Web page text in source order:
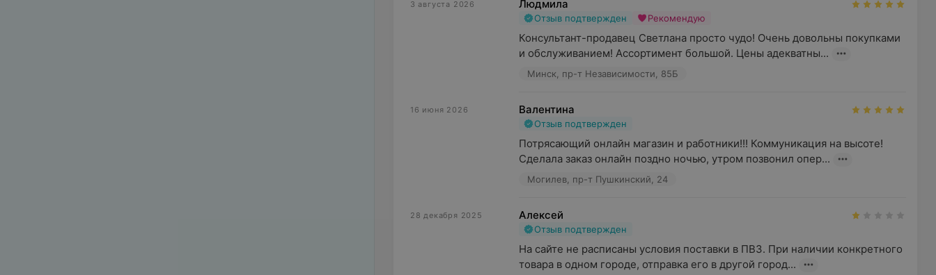
3 августа 2026 Людмила
Отзыв подтвержден Рекомендую
Консультант-продавец Светлана просто чудо! Очень довольны покупками
и обслуживанием! Ассортимент большой. Цены адекватны...
Минск, пр-т Независимости, 85Б
16 июня 2026 Валентина
Отзыв подтвержден
Потрясающий онлайн магазин и работники!!! Коммуникация на высоте!
Сделала заказ онлайн поздно ночью, утром позвонил опер...
Могилев, пр-т Пушкинский, 24
28 декабря 2025 Алексей
Отзыв подтвержден
На сайте не расписаны условия поставки в ПВЗ. При наличии конкретного
товара в одном городе, отправка его в другой город...